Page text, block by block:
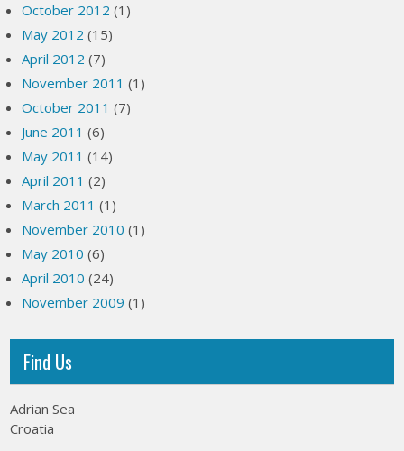
October 2012 (1)
May 2012 (15)
April 2012 (7)
November 2011 (1)
October 2011 (7)
June 2011 (6)
May 2011 (14)
April 2011 (2)
March 2011 (1)
November 2010 (1)
May 2010 (6)
April 2010 (24)
November 2009 (1)
Find Us
Adrian Sea
Croatia